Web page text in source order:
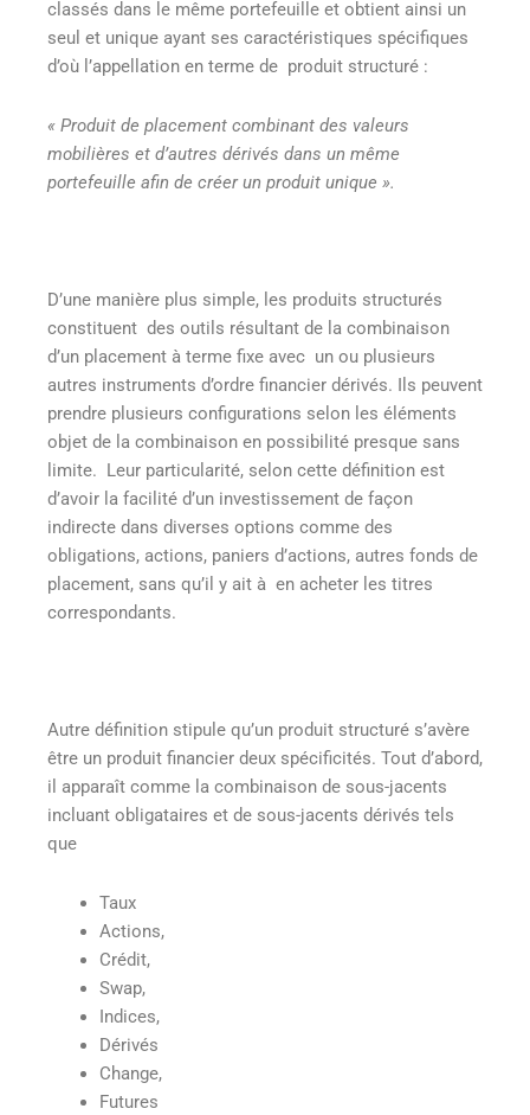
classés dans le même portefeuille et obtient ainsi un
seul et unique ayant ses caractéristiques spécifiques
d’où l’appellation en terme de produit structuré :
« Produit de placement combinant des valeurs
mobilières et d’autres dérivés dans un même
portefeuille afin de créer un produit unique ».
D’une manière plus simple, les produits structurés
constituent des outils résultant de la combinaison
d’un placement à terme fixe avec un ou plusieurs
autres instruments d’ordre financier dérivés. Ils peuvent
prendre plusieurs configurations selon les éléments
objet de la combinaison en possibilité presque sans
limite. Leur particularité, selon cette définition est
d’avoir la facilité d’un investissement de façon
indirecte dans diverses options comme des
obligations, actions, paniers d’actions, autres fonds de
placement, sans qu’il y ait à en acheter les titres
correspondants.
Autre définition stipule qu’un produit structuré s’avère
être un produit financier deux spécificités. Tout d’abord,
il apparaît comme la combinaison de sous-jacents
incluant obligataires et de sous-jacents dérivés tels
que
Taux
Actions,
Crédit,
Swap,
Indices,
Dérivés
Change,
Futures